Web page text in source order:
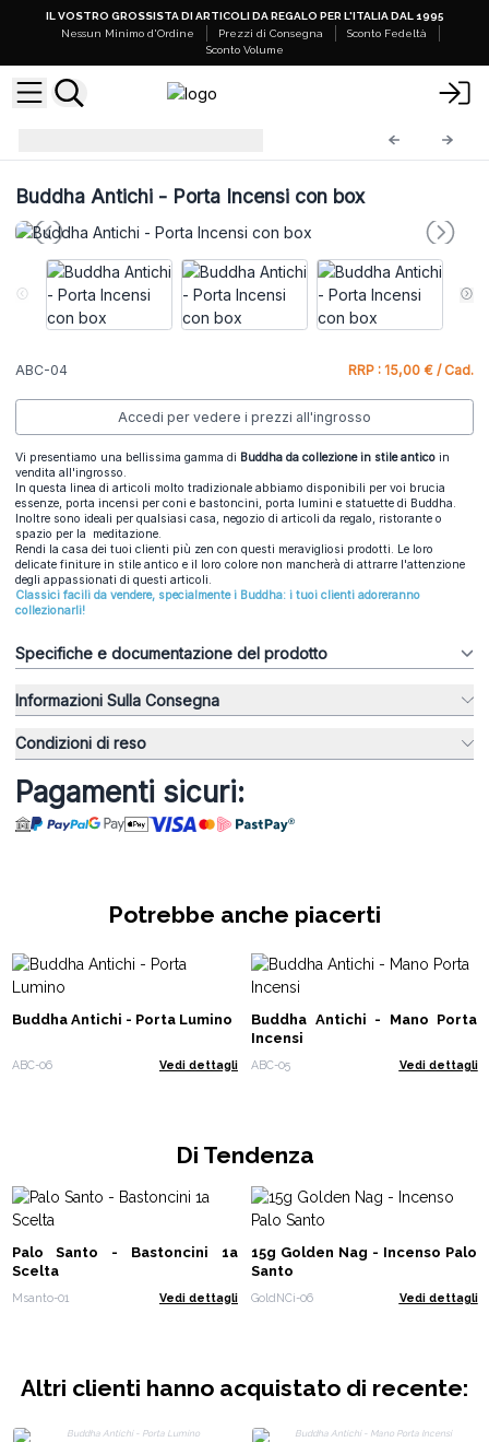
IL VOSTRO GROSSISTA DI ARTICOLI DA REGALO PER L'ITALIA DAL 1995
Nessun Minimo d'Ordine
Prezzi di Consegna
Sconto Fedeltà
Sconto Volume
Buddha Antichi - Porta Incensi con box
ABC-04 RRP : 15,00 € / Cad.
Accedi per vedere i prezzi all'ingrosso
Vi presentiamo una bellissima gamma di Buddha da collezione in stile antico in
vendita all'ingrosso.
In questa linea di articoli molto tradizionale abbiamo disponibili per voi brucia
essenze, porta incensi per coni e bastoncini, porta lumini e statuette di Buddha.
Inoltre sono ideali per qualsiasi casa, negozio di articoli da regalo, ristorante o
spazio per la meditazione.
Rendi la casa dei tuoi clienti più zen con questi meravigliosi prodotti. Le loro
delicate finiture in stile antico e il loro colore non mancherà di attrarre l'attenzione
degli appassionati di questi articoli.
Classici facili da vendere, specialmente i Buddha: i tuoi clienti adoreranno
collezionarli!
Specifiche e documentazione del prodotto
Informazioni Sulla Consegna
Condizioni di reso
Pagamenti sicuri:
Potrebbe anche piacerti
Buddha Antichi - Porta Lumino
ABC-06 Vedi dettagli
Buddha Antichi - Mano Porta
Incensi
ABC-05 Vedi dettagli
Di Tendenza
Palo Santo - Bastoncini 1a
Scelta
Msanto-01 Vedi dettagli
15g Golden Nag - Incenso Palo
Santo
GoldNCi-06 Vedi dettagli
Altri clienti hanno acquistato di recente: